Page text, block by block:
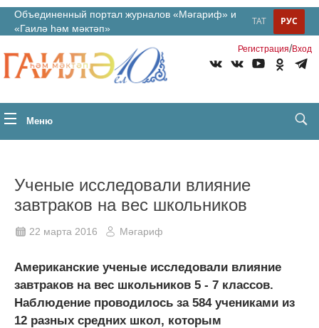
Объединенный портал журналов «Мәгариф» и
«Гаилә һәм мәктәп»
РУС
ТАТ
Регистрация/Вход
Меню
Ученые исследовали влияние
завтраков на вес школьников
22 марта 2016 Мәгариф
Американские ученые исследовали влияние
завтраков на вес школьников 5 - 7 классов.
Наблюдение проводилось за 584 учениками из
12 разных средних школ, которым